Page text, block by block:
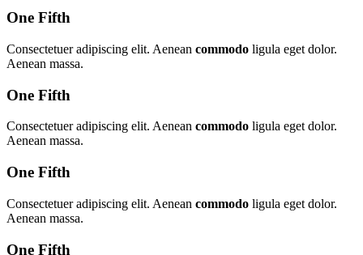
One Fifth
Consectetuer adipiscing elit. Aenean commodo ligula eget dolor.
Aenean massa.
One Fifth
Consectetuer adipiscing elit. Aenean commodo ligula eget dolor.
Aenean massa.
One Fifth
Consectetuer adipiscing elit. Aenean commodo ligula eget dolor.
Aenean massa.
One Fifth